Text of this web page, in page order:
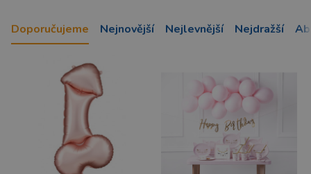
Doporučujeme Nejnovější Nejlevnější Nejdražší